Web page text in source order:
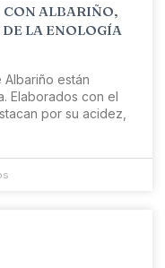
CON ALBARIÑO,
LA ENOLOGÍA
están
Elaborados con el
por su acidez,